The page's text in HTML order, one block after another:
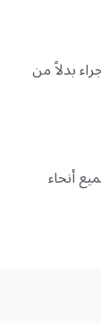
بدلاً من
أنحاء